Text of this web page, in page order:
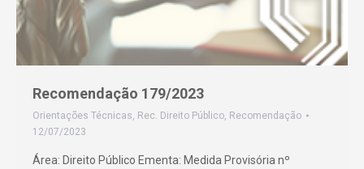
Recomendação 179/2023
Orientações Técnicas, Rec. Direito Público, Recomendação
12/07/2023
Área: Direito Público Ementa: Medida Provisória nº